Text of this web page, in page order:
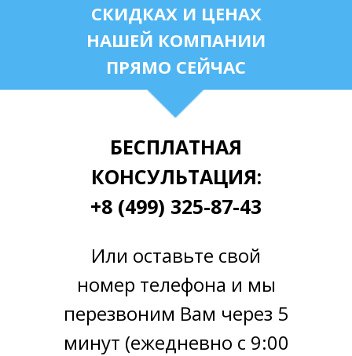
СКИДКАХ И ЦЕНАХ
НАШЕЙ КОМПАНИИ
ПРЯМО СЕЙЧАС
БЕСПЛАТНАЯ
КОНСУЛЬТАЦИЯ:
+8 (499) 325-87-43
Или оставьте свой
номер телефона и мы
перезвоним Вам через 5
минут (ежедневно с 9:00